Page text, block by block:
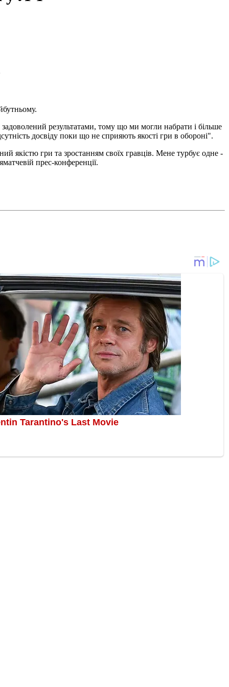
результатами, тому що ми могли набрати і більше
досвіду поки що не сприяють якості гри в обороні".
якістю гри та зростанням своїх гравців. Мене турбує одне -
прес-конференції.